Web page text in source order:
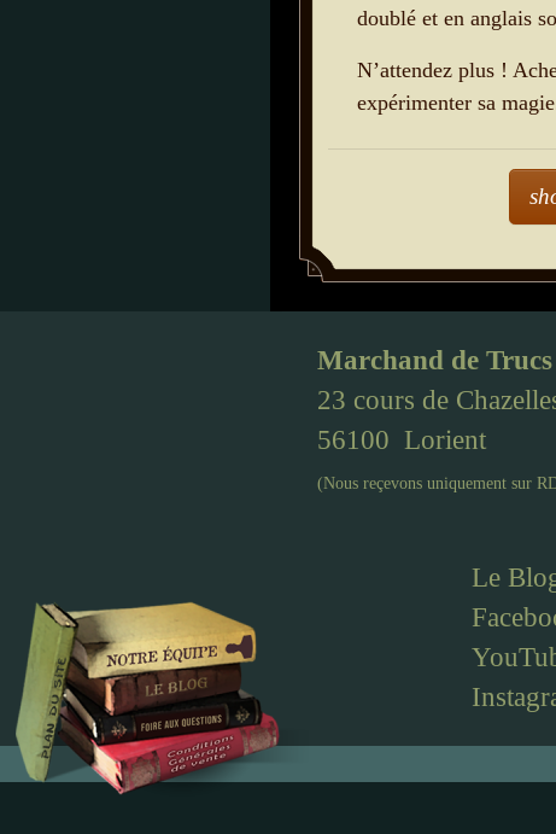
doublé et en anglais
N’attendez plus !
expérimenter sa
Marchand de Trucs
23 cours de
56100 Lorient
(Nous reçevons uniquement sur
Le